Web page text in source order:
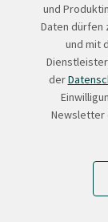
und
Daten dürfen
und mit
der
Newsletter